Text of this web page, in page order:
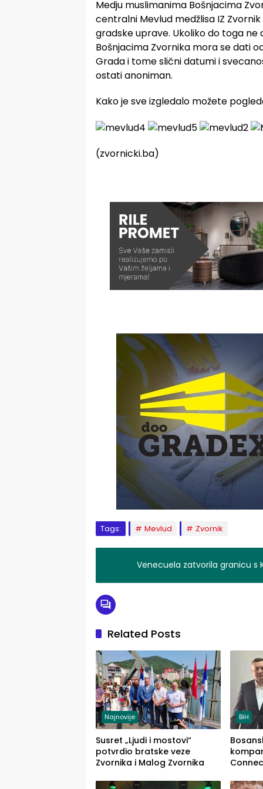
Medju muslimanima Bošnjacima
centralni Mevlud medžlisa IZ
gradske uprave. Ukoliko do toga ne
Bošnjacima Zvornika mora se dati
Grada i tome slični datumi i
ostati anoniman.
Kako je sve izgledalo možete
(zvornicki.ba)
Tags: Mevlud Zvornik
Venecuela zatvorila granicu s
Related Posts
Najnovije
Susret „Ljudi i mostovi“
potvrdio bratske veze
Zvornika i Malog Zvornika
BiH